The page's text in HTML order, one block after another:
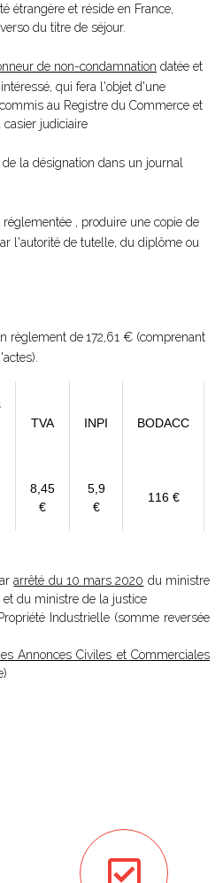
étrangère et réside en France,
du titre de séjour.
de non-condamnation datée et
qui fera l'objet d'une
au Registre du Commerce et
casier judiciaire
la désignation dans un journal
, produire une copie de
l'autorité de tutelle, du diplôme ou
règlement de172,61 € (comprenant
TVA INPI BODACC
8,45
€
5,9
€
116 €
arrêté du 10 mars 2020 du ministre
du ministre de la justice
Industrielle (somme reversée
Annonces Civiles et Commerciales